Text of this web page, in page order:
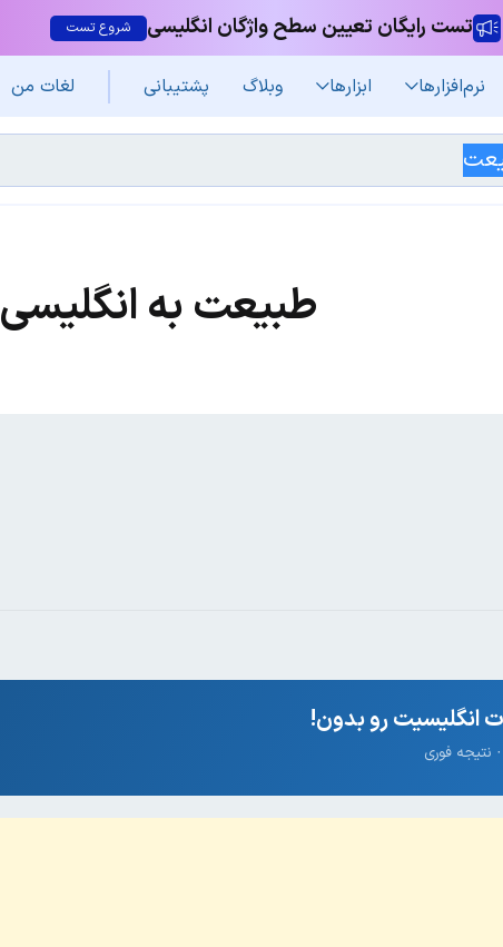
تست رایگان تعیین سطح واژگان انگلیسی شروع تست
نرم‌افزار‌ها ابزارها وبلاگ پشتیبانی لغات من
طبیعت به انگلیسی
انگلیسیت رو بدون!